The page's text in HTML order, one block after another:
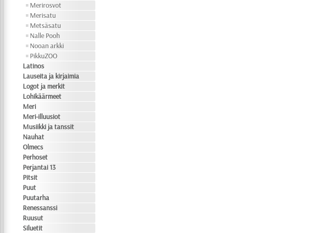
Merirosvot
Merisatu
Metsäsatu
Nalle Pooh
Nooan arkki
PikkuZOO
Latinos
Lauseita ja kirjaimia
Logot ja merkit
Lohikäärmeet
Meri
Meri-illuusiot
Musiikki ja tanssit
Nauhat
Olmecs
Perhoset
Perjantai 13
Pitsit
Puut
Puutarha
Renessanssi
Ruusut
Siluetit